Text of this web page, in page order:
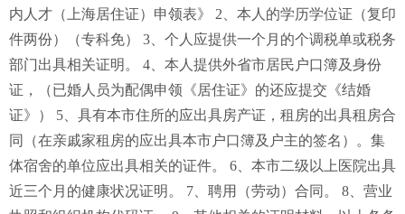
内人才（上海居住证）申领表》 2、本人的学历学位证（复印
件两份）（专科免） 3、个人应提供一个月的个调税单或税务
部门出具相关证明。 4、本人提供外省市居民户口簿及身份
证，（已婚人员为配偶申领《居住证》的还应提交《结婚
证》） 5、具有本市住所的应出具房产证，租房的出具租房合
同（在亲戚家租房的应出具本市户口簿及户主的签名）。集
体宿舍的单位应出具相关的证件。 6、本市二级以上医院出具
近三个月的健康状况证明。 7、聘用（劳动）合同。 8、营业